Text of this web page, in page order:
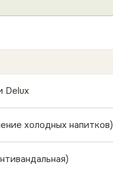
Delux
холодных напитков)